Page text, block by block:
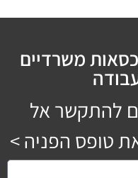
משרדיים
להתקשר אל
טופס הפניה >